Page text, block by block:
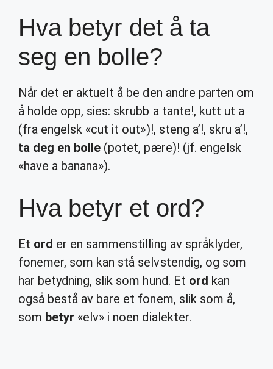
Hva betyr det å ta
seg en bolle?
Når det er aktuelt å be den andre parten om
å holde opp, sies: skrubb a tante!, kutt ut a
(fra engelsk «cut it out»)!, steng a’!, skru a’!,
ta deg en bolle (potet, pære)! (jf. engelsk
«have a banana»).
Hva betyr et ord?
Et ord er en sammenstilling av språklyder,
fonemer, som kan stå selvstendig, og som
har betydning, slik som hund. Et ord kan
også bestå av bare et fonem, slik som å,
som betyr «elv» i noen dialekter.